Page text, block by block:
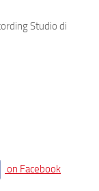
Studio di
on Facebook